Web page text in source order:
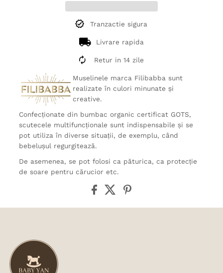
Tranzactie sigura
Livrare rapida
Retur in 14 zile
Muselinele marca Filibabba sunt
realizate în culori minunate și
creative.
Confecționate din bumbac organic certificat GOTS,
scutecele multifuncționale sunt indispensabile și se
pot utiliza în diverse situații, de exemplu, când
bebelușul regurgitează.
De asemenea, se pot folosi ca păturica, ca protecție
de soare pentru cărucior etc.